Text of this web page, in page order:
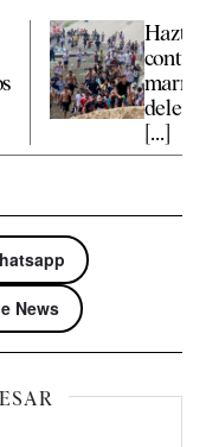
Hazte
contra
[...]
News